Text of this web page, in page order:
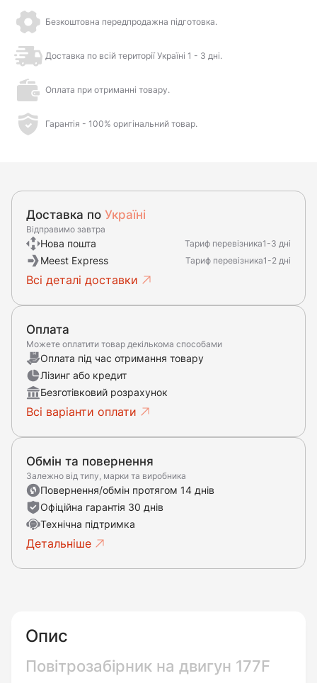
Безкоштовна передпродажна підготовка.
Доставка по всій території Україні 1 - 3 дні.
Оплата при отриманні товару.
Гарантія - 100% оригінальний товар.
Доставка по Україні
Відправимо завтра
Нова пошта Тариф перевізника1-3 дні
Meest Express Тариф перевізника1-2 дні
Всі деталі доставки
Оплата
Можете оплатити товар декількома способами
Оплата під час отримання товару
Лізинг або кредит
Безготівковий розрахунок
Всі варіанти оплати
Обмін та повернення
Залежно від типу, марки та виробника
Повернення/обмін протягом 14 днів
Офіційна гарантія 30 днів
Технічна підтримка
Детальніше
Опис
Повітрозабірник на двигун 177F